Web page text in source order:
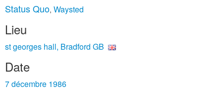
Status Quo, Waysted
Lieu
st georges hall, Bradford GB
Date
7 décembre 1986